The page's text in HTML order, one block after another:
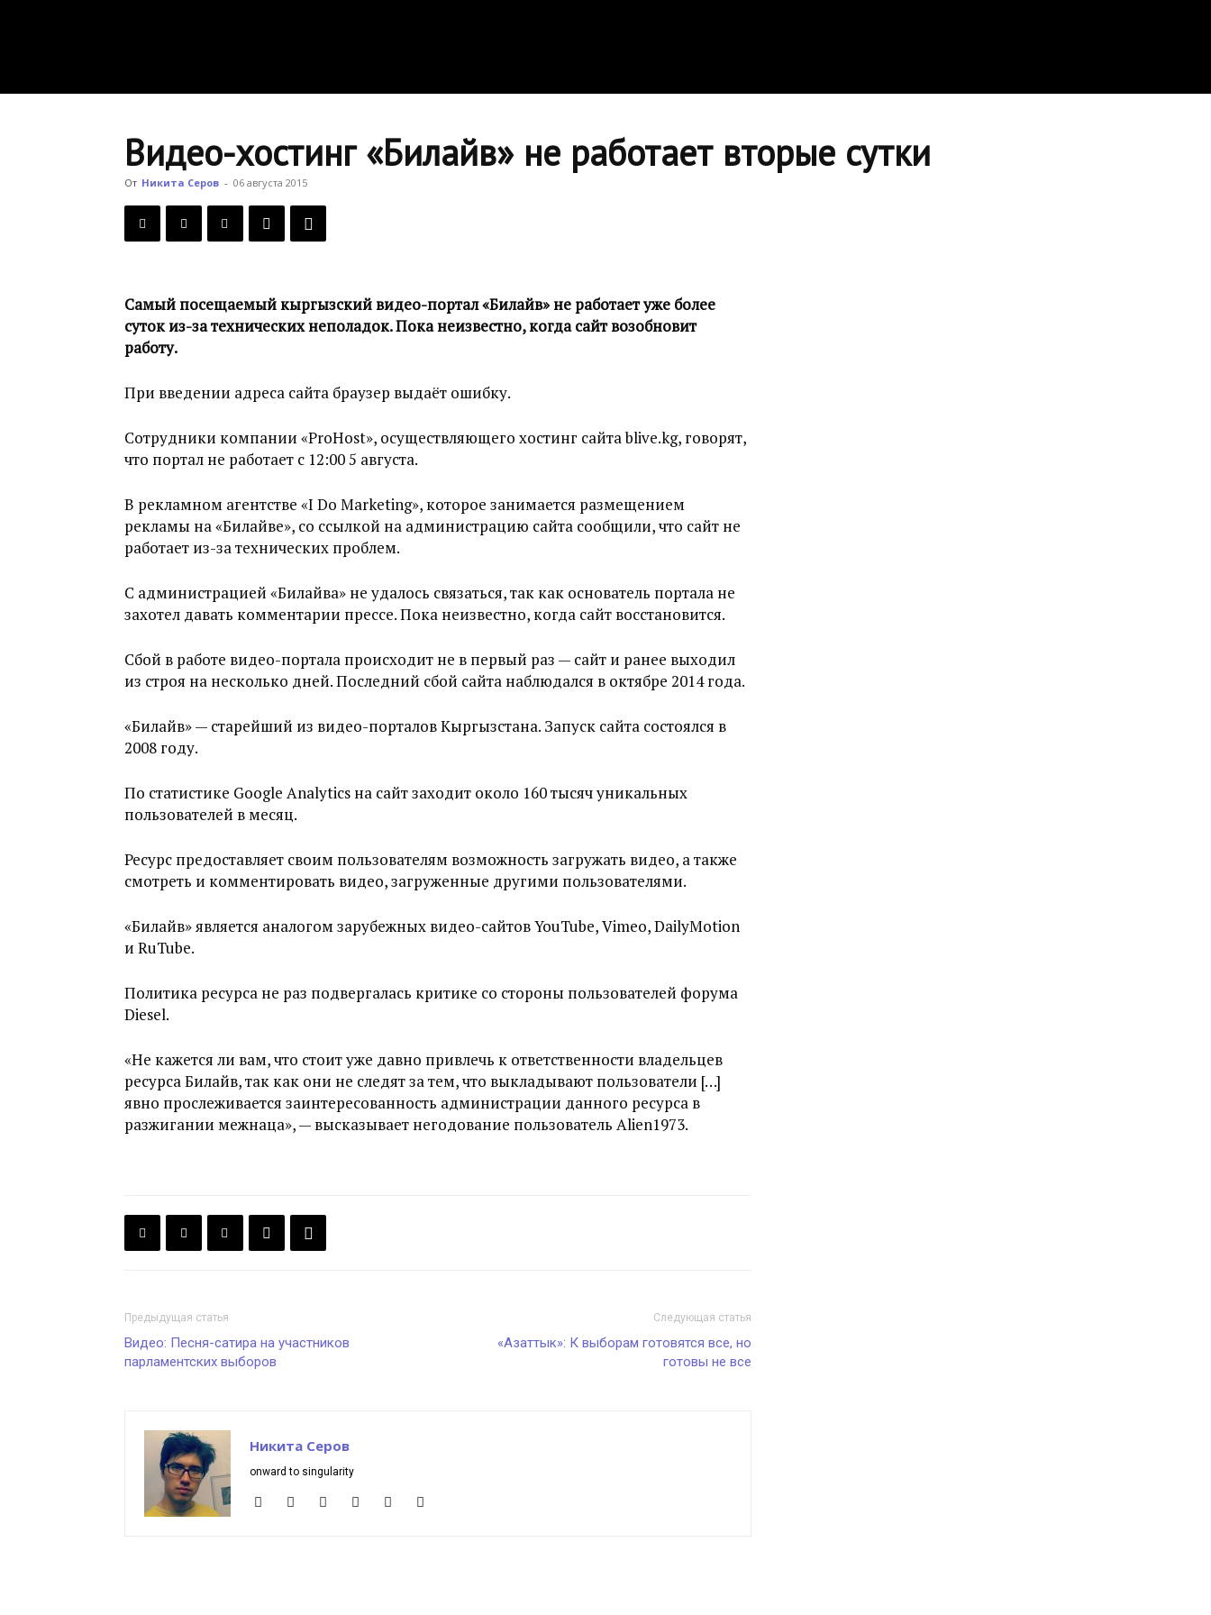
Видео-хостинг «Билайв» не работает вторые сутки
От Никита Серов - 06 августа 2015
Самый посещаемый кыргызский видео-портал «Билайв» не работает уже более
суток из-за технических неполадок. Пока неизвестно, когда сайт возобновит
работу.
При введении адреса сайта браузер выдаёт ошибку.
Сотрудники компании «ProHost», осуществляющего хостинг сайта blive.kg, говорят,
что портал не работает с 12:00 5 августа.
В рекламном агентстве «I Do Marketing», которое занимается размещением
рекламы на «Билайве», со ссылкой на администрацию сайта сообщили, что сайт не
работает из-за технических проблем.
С администрацией «Билайва» не удалось связаться, так как основатель портала не
захотел давать комментарии прессе. Пока неизвестно, когда сайт восстановится.
Сбой в работе видео-портала происходит не в первый раз — сайт и ранее выходил
из строя на несколько дней. Последний сбой сайта наблюдался в октябре 2014 года.
«Билайв» — старейший из видео-порталов Кыргызстана. Запуск сайта состоялся в
2008 году.
По статистике Google Analytics на сайт заходит около 160 тысяч уникальных
пользователей в месяц.
Ресурс предоставляет своим пользователям возможность загружать видео, а также
смотреть и комментировать видео, загруженные другими пользователями.
«Билайв» является аналогом зарубежных видео-сайтов YouTube, Vimeo, DailyMotion
и RuTube.
Политика ресурса не раз подвергалась критике со стороны пользователей форума
Diesel.
«Не кажется ли вам, что стоит уже давно привлечь к ответственности владельцев
ресурса Билайв, так как они не следят за тем, что выкладывают пользователи […]
явно прослеживается заинтересованность администрации данного ресурса в
разжигании межнаца», — высказывает негодование пользователь Alien1973.
Предыдущая статья
Видео: Песня-сатира на участников
парламентских выборов
Следующая статья
«Азаттык»: К выборам готовятся все, но
готовы не все
Никита Серов
onward to singularity